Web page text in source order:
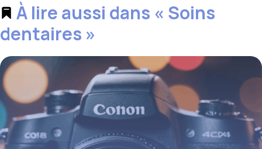
À lire aussi dans « Soins
dentaires »